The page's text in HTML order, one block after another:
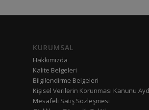
KURUMSAL
Hakkımızda
Kalite Belgeleri
Bilgilendirme Belgeleri
Kişisel Verilerin Korunması Kanunu
Mesafeli Satış Sözleşmesi